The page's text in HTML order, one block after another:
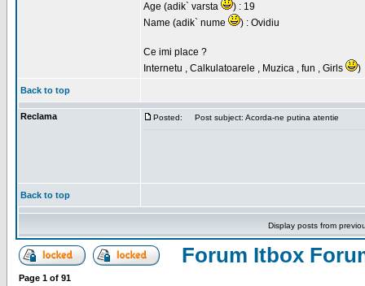
Age (adik` varsta
) : 19
Name (adik` nume
) : Ovidiu
Ce imi place ?
Internetu , Calkulatoarele , Muzica , fun , Girls
)
Back to top
Reclama Posted: Post subject: Acorda-ne putina atentie
Back to top
Display posts from
Forum Itbox
Page 1 of 91